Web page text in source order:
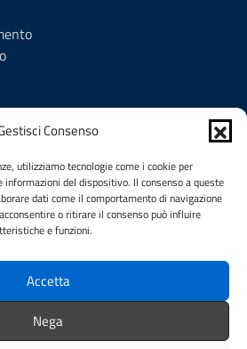
Consenso
utilizziamo tecnologie come i cookie per
informazioni del dispositivo. Il consenso a queste
dati come il comportamento di navigazione
o ritirare il consenso può influire
e funzioni.
Accetta
Nega